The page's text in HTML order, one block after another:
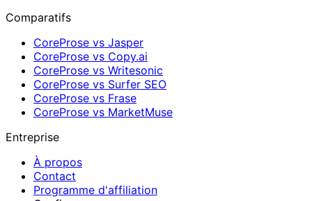
Comparatifs
CoreProse vs Jasper
CoreProse vs Copy.ai
CoreProse vs Writesonic
CoreProse vs Surfer SEO
CoreProse vs Frase
CoreProse vs MarketMuse
Entreprise
À propos
Contact
Programme d'affiliation